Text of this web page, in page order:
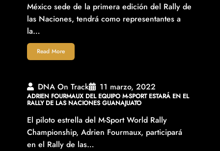
México sede de la primera edición del Rally de
las Naciones, tendrá como representantes a
la…
Read More
DNA On Track 11 marzo, 2022
ADRIEN FOURMAUX DEL EQUIPO M-SPORT ESTARÁ EN EL
RALLY DE LAS NACIONES GUANAJUATO
El piloto estrella del M-Sport World Rally
Championship, Adrien Fourmaux, participará
en el Rally de las…